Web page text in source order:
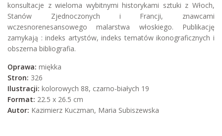
konsultacje z wieloma wybitnymi historykami sztuki z Włoch,
Stanów Zjednoczonych i Francji, znawcami
wczesnorenesansowego malarstwa włoskiego. Publikację
zamykają : indeks artystów, indeks tematów ikonograficznych i
obszerna bibliografia.
Oprawa: miękka
Stron: 326
Ilustracji: kolorowych 88, czarno-białych 19
Format: 22.5 x 26.5 cm
Autor: Kazimierz Kuczman, Maria Subiszewska